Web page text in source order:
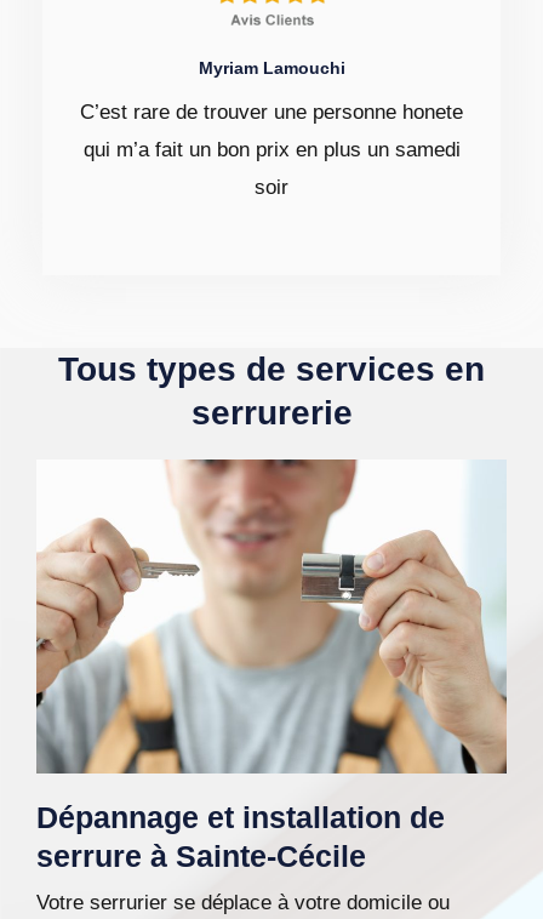
Myriam Lamouchi
C’est rare de trouver une personne honete
qui m’a fait un bon prix en plus un samedi
soir
Tous types de services en
serrurerie
Dépannage et installation de
serrure à Sainte-Cécile
Votre serrurier se déplace à votre domicile ou